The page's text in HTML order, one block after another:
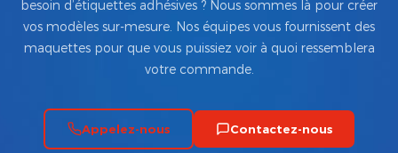
besoin d’étiquettes adhésives ? Nous sommes là pour créer
vos modèles sur-mesure. Nos équipes vous fournissent des
maquettes pour que vous puissiez voir à quoi ressemblera
votre commande.
Appelez-nous Contactez-nous